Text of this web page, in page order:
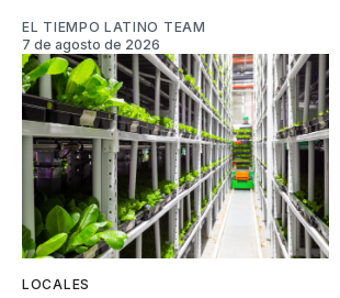
EL TIEMPO LATINO TEAM
7 de agosto de 2026
LOCALES